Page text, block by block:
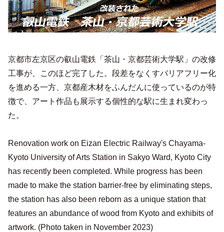
京都市左京区の叡山電鉄「茶山・京都芸術大学駅」の改修
工事が、このほど完了した。段差をなくすバリアフリー化
を進める一方、京都産木材をふんだんに使っているのが特
徴で、アート作品も展示する個性的な駅に生まれ変わっ
た。
Renovation work on Eizan Electric Railway's Chayama-
Kyoto University of Arts Station in Sakyo Ward, Kyoto City
has recently been completed. While progress has been
made to make the station barrier-free by eliminating steps,
the station has also been reborn as a unique station that
features an abundance of wood from Kyoto and exhibits of
artwork. (Photo taken in November 2023)